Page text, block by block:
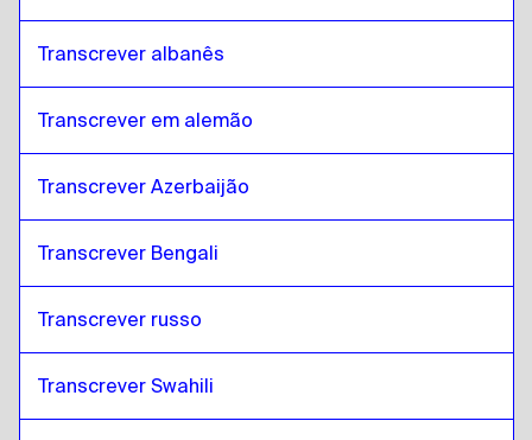
Transcrever albanês
Transcrever em alemão
Transcrever Azerbaijão
Transcrever Bengali
Transcrever russo
Transcrever Swahili